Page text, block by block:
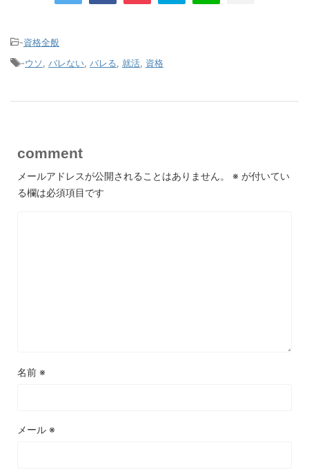
-資格全般
-ウソ バレない バレる 就活 資格
comment
メールアドレスが公開されることはありません。 ※ が付いてい
る欄は必須項目です
名前 ※
メール ※